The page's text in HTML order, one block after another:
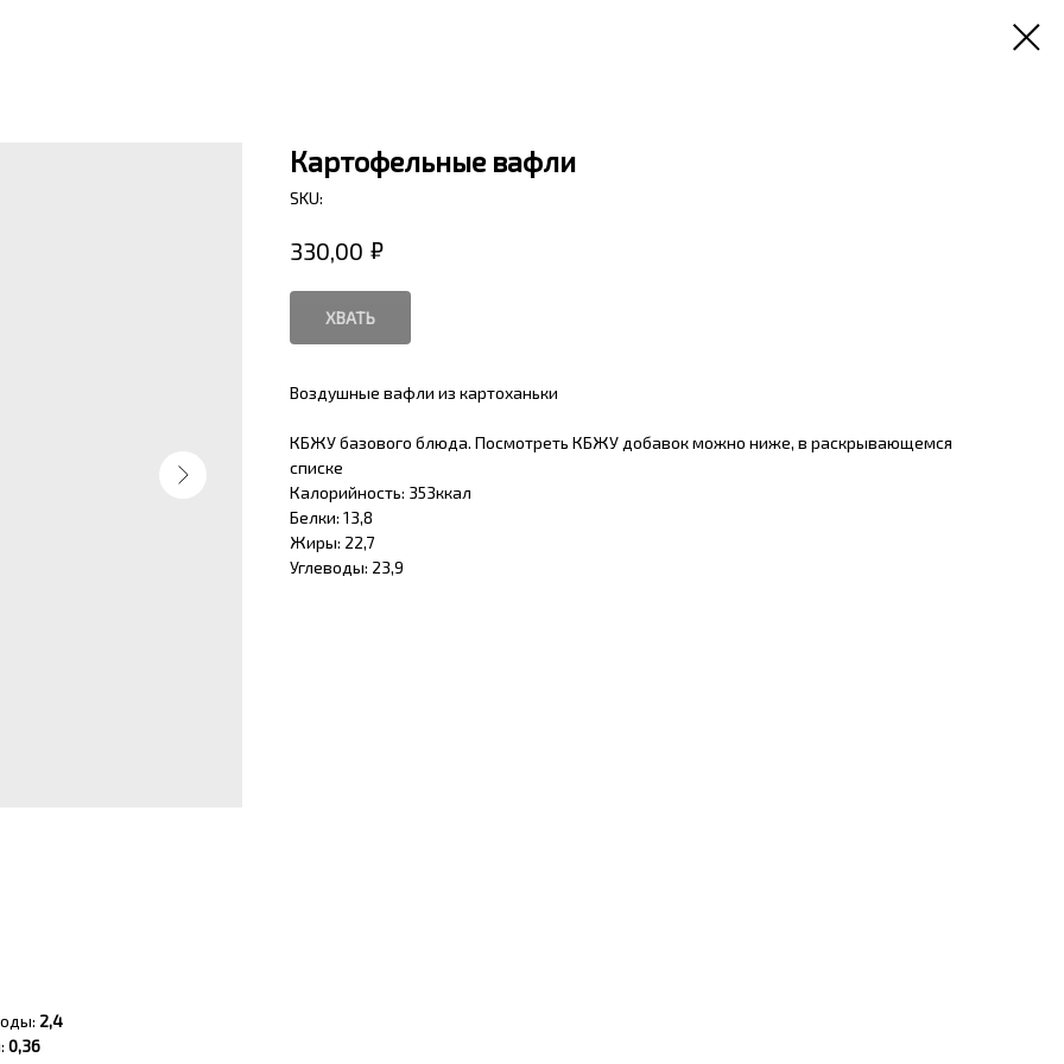
Картофельные вафли
SKU:
330,00 ₽
ХВАТЬ
Воздушные вафли из картоханьки
КБЖУ базового блюда. Посмотреть КБЖУ добавок можно ниже, в раскрывающемся
списке
Калорийность: 353ккал
Белки: 13,8
Жиры: 22,7
Углеводы: 23,9
2,4
0,36